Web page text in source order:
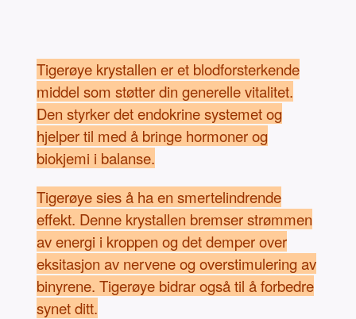
Tigerøye krystallen er et blodforsterkende
middel som støtter din generelle vitalitet.
Den styrker det endokrine systemet og
hjelper til med å bringe hormoner og
biokjemi i balanse.
Tigerøye sies å ha en smertelindrende
effekt. Denne krystallen bremser strømmen
av energi i kroppen og det demper over
eksitasjon av nervene og overstimulering av
binyrene. Tigerøye bidrar også til å forbedre
synet ditt.